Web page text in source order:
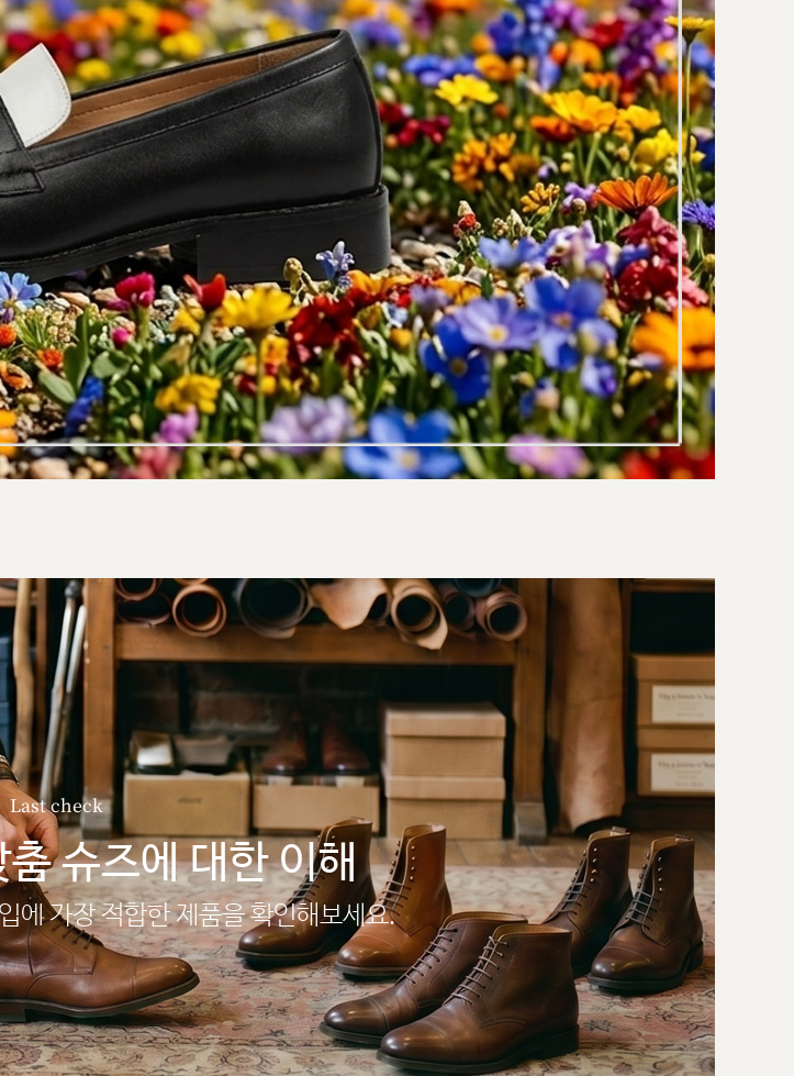
Last check
슈즈에 대한 이해
에 가장 적합한 제품을 확인해보세요.